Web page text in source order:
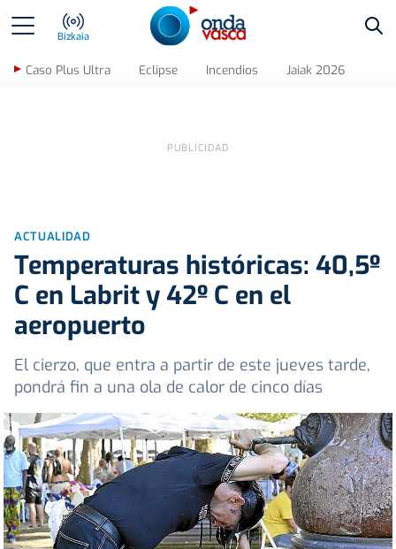
Bizkaia
Caso Plus Ultra Eclipse Incendios Jaiak 2026
ACTUALIDAD
Temperaturas históricas: 40,5º
C en Labrit y 42º C en el
aeropuerto
El cierzo, que entra a partir de este jueves tarde,
pondrá fin a una ola de calor de cinco días